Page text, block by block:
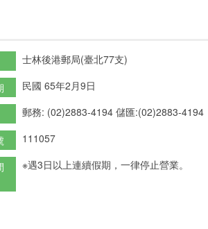
士林後港郵局(臺北77支)
民國 65年2月9日
郵務: (02)2883-4194 儲匯:(02)2883-4194
111057
※遇3日以上連續假期，一律停止營業。